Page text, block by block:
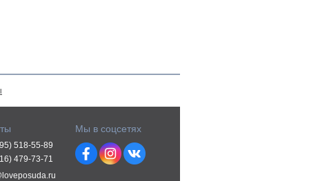
518-55-89
479-73-71
Мы в соцсетях